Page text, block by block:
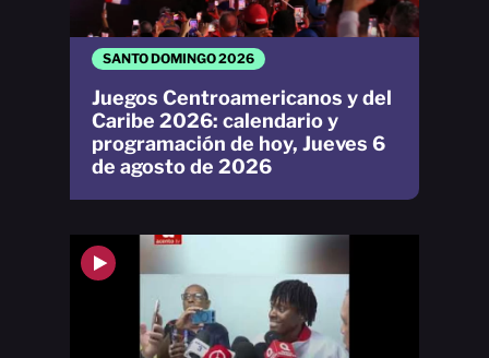
SANTO DOMINGO 2026
Juegos Centroamericanos y del
Caribe 2026: calendario y
programación de hoy, Jueves 6
de agosto de 2026